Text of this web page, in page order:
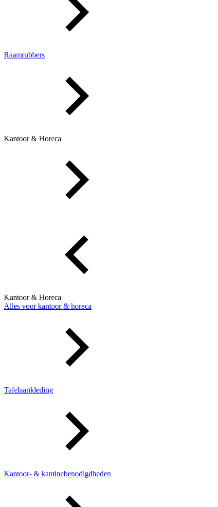
Raamrubbers
Kantoor & Horeca
Kantoor & Horeca
Alles voor kantoor & horeca
Tafelaankleding
Kantoor- & kantinebenodigdheden